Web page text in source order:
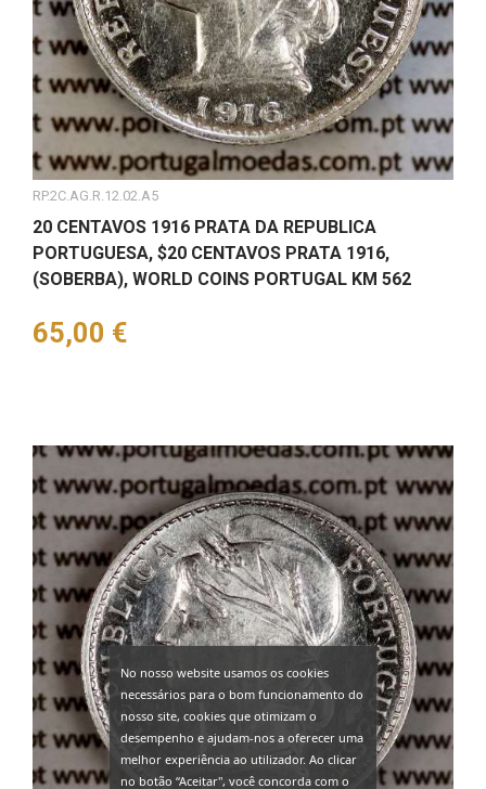
RP.2C.AG.R.12.02.A5
20 CENTAVOS 1916 PRATA DA REPUBLICA
PORTUGUESA, $20 CENTAVOS PRATA 1916,
(SOBERBA), WORLD COINS PORTUGAL KM 562
Preço
65,00 €
No nosso website usamos os cookies
necessários para o bom funcionamento do
nosso site, cookies que otimizam o
desempenho e ajudam-nos a oferecer uma
melhor experiência ao utilizador. Ao clicar
no botão “Aceitar", você concorda com o